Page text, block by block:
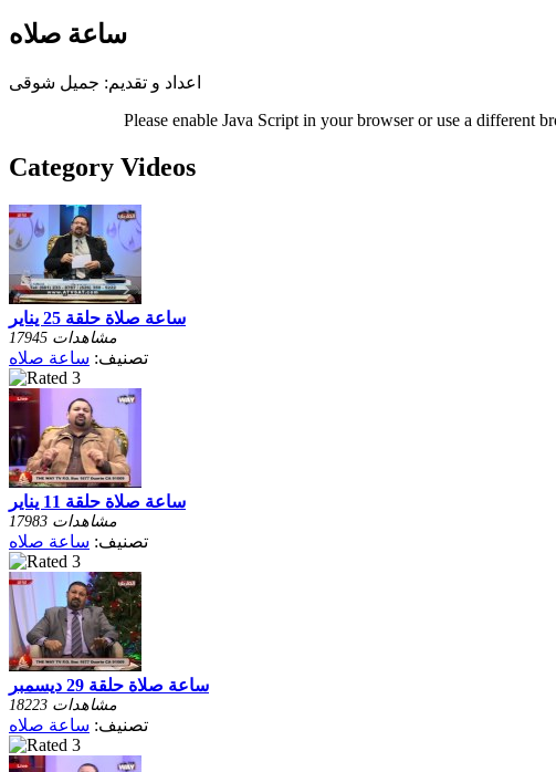
ساعة صلاه
اعداد و تقديم: جميل شوقى
Please enable Java Script in your browser or use a different
Category Videos
ساعة صلاة حلقة 25 يناير
17945 مشاهدات
تصنيف: ساعة صلاه
ساعة صلاة حلقة 11 يناير
17983 مشاهدات
تصنيف: ساعة صلاه
ساعة صلاة حلقة 29 ديسمبر
18223 مشاهدات
تصنيف: ساعة صلاه